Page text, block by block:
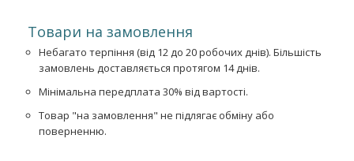
Товари на замовлення
Небагато терпіння (від 12 до 20 робочих днів). Більшість
замовлень доставляється протягом 14 днів.
Мінімальна передплата 30% від вартості.
Товар "на замовлення" не підлягає обміну або
поверненню.